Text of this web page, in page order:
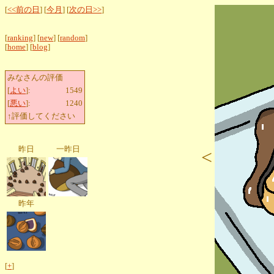
[<<前の日 ] [今月 ] [次の日>>]
[ranking] [new] [random]
[home] [blog]
みなさんの評価
[よい]:
1549
[悪い]:
1240
↑評価してください
昨日 一昨日
昨年
[+]
<